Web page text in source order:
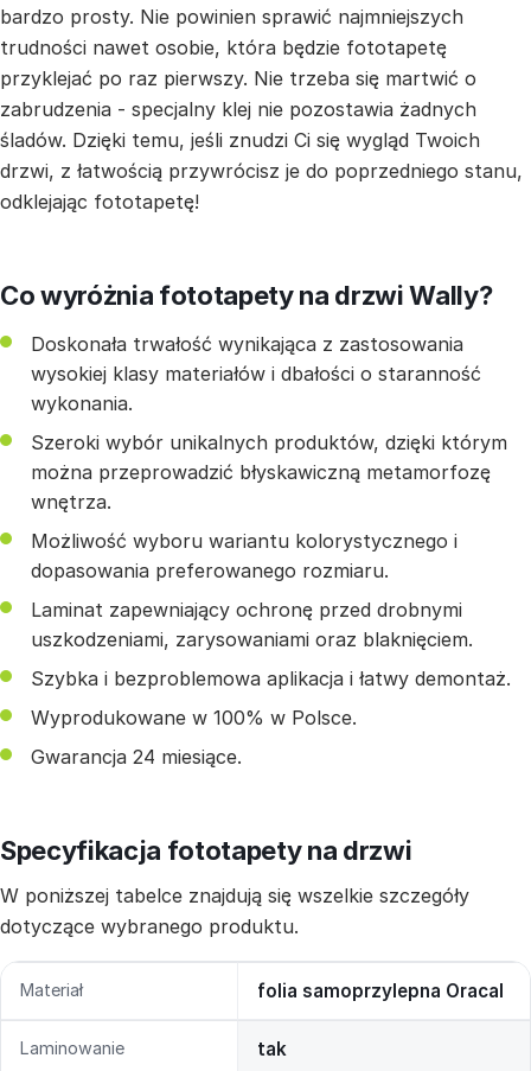
bardzo prosty. Nie powinien sprawić najmniejszych
trudności nawet osobie, która będzie fototapetę
przyklejać po raz pierwszy. Nie trzeba się martwić o
zabrudzenia - specjalny klej nie pozostawia żadnych
śladów. Dzięki temu, jeśli znudzi Ci się wygląd Twoich
drzwi, z łatwością przywrócisz je do poprzedniego stanu,
odklejając fototapetę!
Co wyróżnia fototapety na drzwi Wally?
Doskonała trwałość wynikająca z zastosowania
wysokiej klasy materiałów i dbałości o staranność
wykonania.
Szeroki wybór unikalnych produktów, dzięki którym
można przeprowadzić błyskawiczną metamorfozę
wnętrza.
Możliwość wyboru wariantu kolorystycznego i
dopasowania preferowanego rozmiaru.
Laminat zapewniający ochronę przed drobnymi
uszkodzeniami, zarysowaniami oraz blaknięciem.
Szybka i bezproblemowa aplikacja i łatwy demontaż.
Wyprodukowane w 100% w Polsce.
Gwarancja 24 miesiące.
Specyfikacja fototapety na drzwi
W poniższej tabelce znajdują się wszelkie szczegóły
dotyczące wybranego produktu.
Materiał folia samoprzylepna Oracal
Laminowanie tak